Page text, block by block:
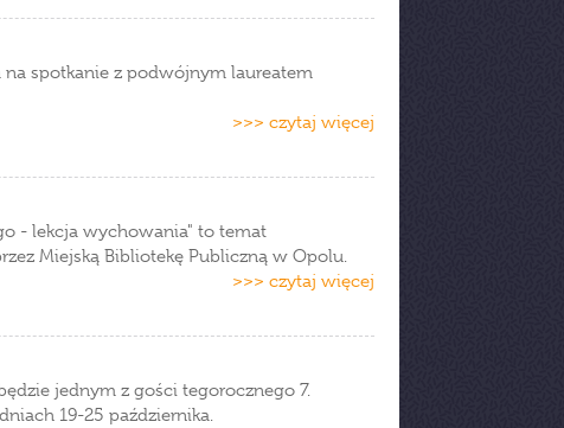
na spotkanie z podwójnym laureatem
>>> czytaj więcej
- lekcja wychowania" to temat
Miejską Bibliotekę Publiczną w Opolu.
>>> czytaj więcej
jednym z gości tegorocznego 7.
19-25 października.